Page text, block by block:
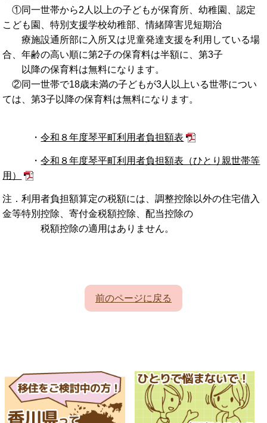
①同一世帯から2人以上の子どもが保育所、幼稚園、認定
こども園、特別支援学校幼稚部、情緒障害児短期治
療施設通所部に入所又は児童発達支援を利用している場
合、年齢の高い順に第2子の保育料は半額に、第3子
以降の保育料は無料になります。
②同一世帯で18歳未満の子どもが3人以上いる世帯につい
ては、第3子以降の保育料は無料になります。
・令和８年度琴平町利用者負担額表
・令和８年度琴平町利用者負担額表（ひとり親世帯等
用）
注．利用者負担額算定の税額には、調整控除以外の住宅借入
金等特別控除、寄付金税額控除、配当控除の
税額控除の適用はありません。
前のページに戻る